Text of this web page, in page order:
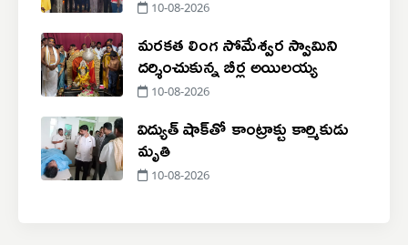
10-08-2026
మరకత లింగ సోమేశ్వర స్వామిని
దర్శించుకున్న బీర్ల అయిలయ్య
10-08-2026
విద్యుత్‌ షాక్‌తో కాంట్రాక్టు కార్మికుడు
మృతి
10-08-2026